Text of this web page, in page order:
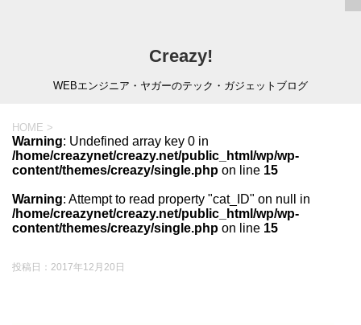
Creazy!
WEBエンジニア・ヤガーのテック・ガジェットブログ
HOME >
Warning: Undefined array key 0 in
/home/creazynet/creazy.net/public_html/wp/wp-
content/themes/creazy/single.php on line 15
Warning: Attempt to read property "cat_ID" on null in
/home/creazynet/creazy.net/public_html/wp/wp-
content/themes/creazy/single.php on line 15
投稿日： 2017年12月20日